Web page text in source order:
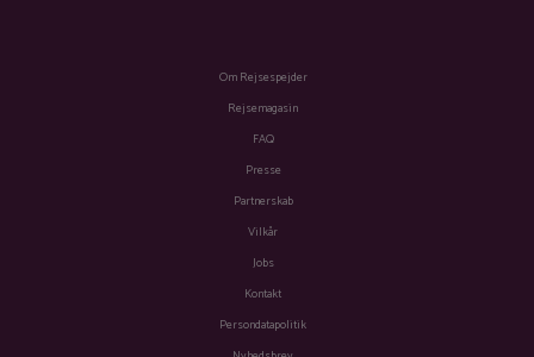
Om Rejsespejder
Rejsemagasin
FAQ
Presse
Partnerskab
Vilkår
Jobs
Kontakt
Persondatapolitik